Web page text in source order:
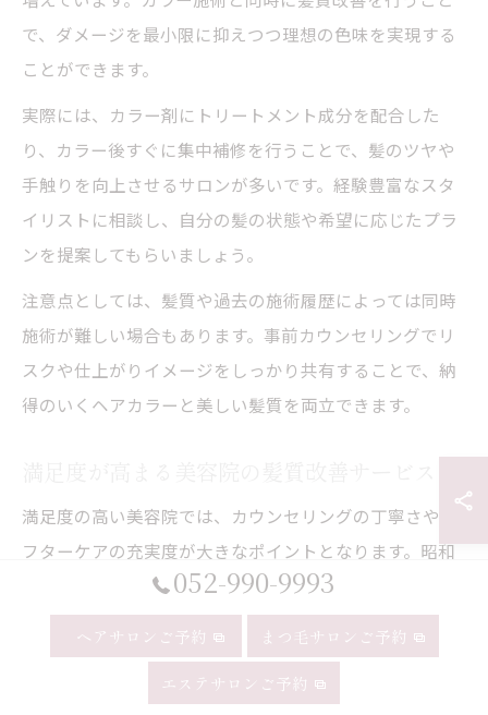
で、ダメージを最小限に抑えつつ理想の色味を実現する
ことができます。
実際には、カラー剤にトリートメント成分を配合した
り、カラー後すぐに集中補修を行うことで、髪のツヤや
手触りを向上させるサロンが多いです。経験豊富なスタ
イリストに相談し、自分の髪の状態や希望に応じたプラ
ンを提案してもらいましょう。
注意点としては、髪質や過去の施術履歴によっては同時
施術が難しい場合もあります。事前カウンセリングでリ
スクや仕上がりイメージをしっかり共有することで、納
得のいくヘアカラーと美しい髪質を両立できます。
満足度の高い美容院では、カウンセリングの丁寧さやア
フターケアの充実度が大きなポイントとなります。昭和
区の美容院の中には、一人ひとりの髪質や希望をじっく
り聞き取り、最適な髪質改善サービスを提案してくれる
サロンが多く存在します。
例えば、最新のトリートメント技術を導入し、カラー後
052-990-9993
ヘアサロンご予約 まつ毛サロンご予約
エステサロンご予約